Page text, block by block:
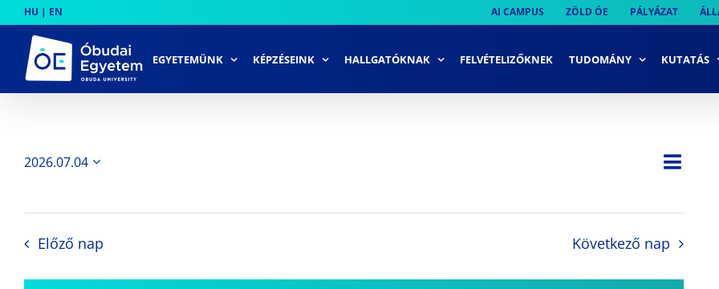
to
content
HU | EN AI CAMPUS ZÖLD ÓE PÁLYÁZAT
EGYETEMÜNK KÉPZÉSEINK HALLGATÓKNAK FELVÉTELIZŐKNEK TUDOMÁNY KUTATÁS
Nap
2026.07.04
Előző nap Következő nap